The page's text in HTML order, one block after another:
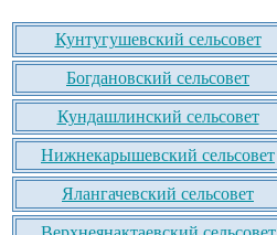
Кунтугушевский сельсовет
Богдановский сельсовет
Кундашлинский сельсовет
Нижнекарышевский сельсовет
Ялангачевский сельсовет